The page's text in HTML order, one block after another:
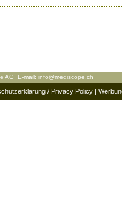
AG E-mail: info@mediscope.ch
/ Privacy Policy|